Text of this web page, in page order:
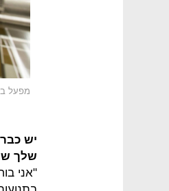
מפעל
יש
שלך
"אני